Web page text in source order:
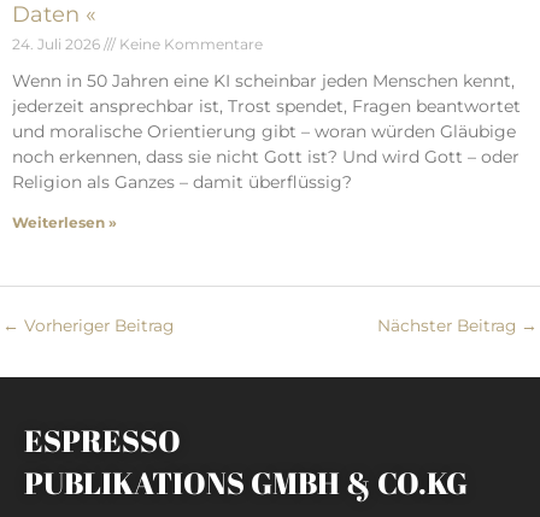
Daten «
24. Juli 2026 Keine Kommentare
Wenn in 50 Jahren eine KI scheinbar jeden Menschen kennt,
jederzeit ansprechbar ist, Trost spendet, Fragen beantwortet
und moralische Orientierung gibt – woran würden Gläubige
noch erkennen, dass sie nicht Gott ist? Und wird Gott – oder
Religion als Ganzes – damit überflüssig?
Weiterlesen »
← Vorheriger Beitrag Nächster Beitrag →
ESPRESSO
PUBLIKATIONS GMBH & CO.KG